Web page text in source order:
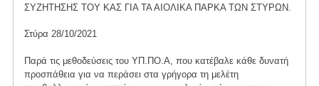
ΣΥΖΗΤΗΣΗΣ ΤΟΥ ΚΑΣ ΓΙΑ ΤΑ ΑΙΟΛΙΚΑ ΠΑΡΚΑ ΤΩΝ ΣΤΥΡΩΝ.
Στύρα 28/10/2021
Παρά τις μεθοδεύσεις του ΥΠ.ΠΟ.Α, που κατέβαλε κάθε δυνατή
προσπάθεια για να περάσει στα γρήγορα τη μελέτη